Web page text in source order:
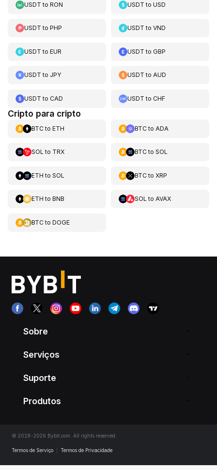
USDT to RON USDT toUSD
USDT to PHP USDT toVND
USDT to EUR USDT toGBP
USDT to JPY USDT toAUD
USDT to CAD USDT toCHF
Cripto para cripto
BTCto ETH BTCto ADA
SOL to TRX BTCto SOL
ETH to SOL BTCto XRP
ETH to BNB SOL to AVAX
BTCto DOGE
Sobre
Serviços
Suporte
Produtos
© 2018-2026 Bybit.com. All rights reserved.
Termos de Serviço Termos de Privacidade